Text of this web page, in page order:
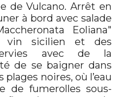
de Vulcano. Arrêt en
à bord avec salade
Eoliana"
vin sicilien et des
avec de la
de se baigner dans
noires, où l’eau
de fumerolles sous-